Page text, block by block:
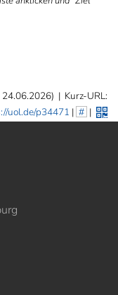
24.06.2026) | Kurz-URL:
uol.de/p34471 | # |